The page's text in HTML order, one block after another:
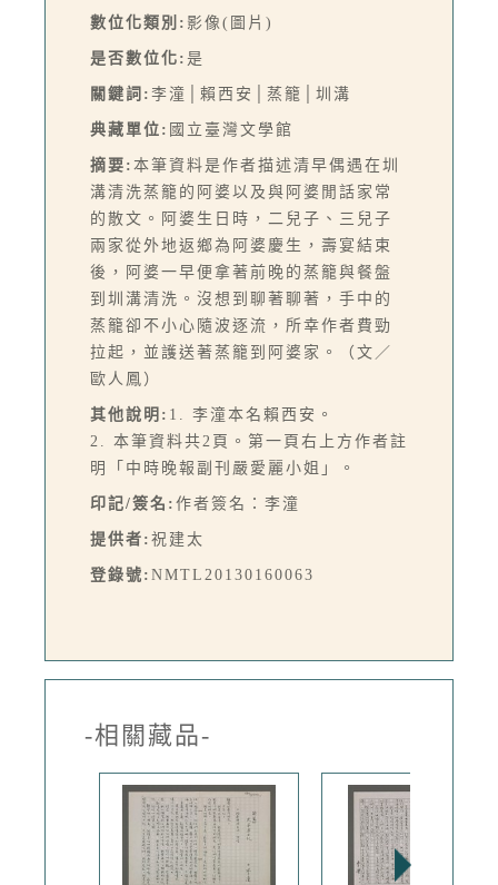
數位化類別: 影像(圖片)
是否數位化: 是
關鍵詞: 李潼│賴西安│蒸籠│圳溝
典藏單位: 國立臺灣文學館
摘要: 本筆資料是作者描述清早偶遇在圳
溝清洗蒸籠的阿婆以及與阿婆閒話家常
的散文。阿婆生日時，二兒子、三兒子
兩家從外地返鄉為阿婆慶生，壽宴結束
後，阿婆一早便拿著前晚的蒸籠與餐盤
到圳溝清洗。沒想到聊著聊著，手中的
蒸籠卻不小心隨波逐流，所幸作者費勁
拉起，並護送著蒸籠到阿婆家。（文／
歐人鳳）
其他說明: 1. 李潼本名賴西安。
2. 本筆資料共2頁。第一頁右上方作者註
明「中時晚報副刊嚴愛麗小姐」。
印記/簽名: 作者簽名：李潼
提供者: 祝建太
登錄號: NMTL20130160063
-相關藏品-